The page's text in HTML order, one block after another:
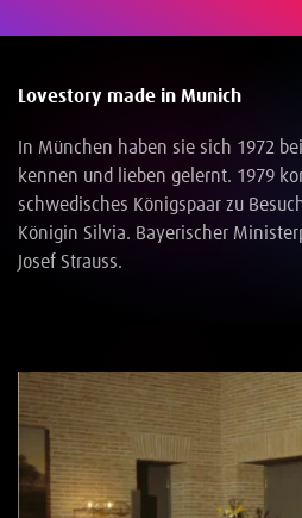
Lovestory made in Munich
In München haben sie sich 1972
kennen und lieben gelernt. 1979
schwedisches Königspaar zu
Königin Silvia. Bayerischer
Josef Strauss.